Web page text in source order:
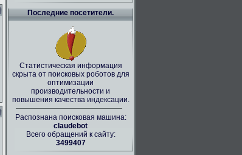
Последние посетители.
Статистическая информация
скрыта от поисковых роботов для
оптимизации
производительности и
повышения качества индексации.
Распознана поисковая машина:
claudebot
Всего обращений к сайту:
3499407